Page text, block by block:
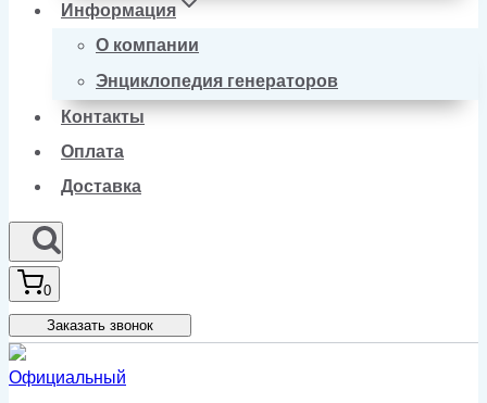
Информация
О компании
Энциклопедия генераторов
Контакты
Оплата
Доставка
0
Заказать звонок